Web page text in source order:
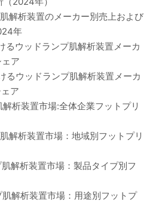
解析装置のメーカー別売上および
年
ウッドランプ肌解析装置メーカ
ア
るウッドランプ肌解析装置メーカ
ア
析装置市場:全体企業フットプリ
解析装置市場：地域別フットプリ
解析装置市場：製品タイプ別フ
解析装置市場：用途別フットプ